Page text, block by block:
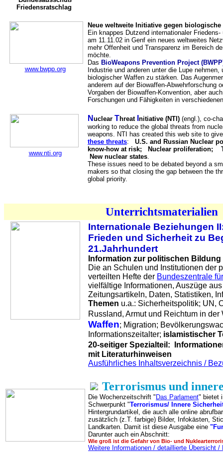
Friedensratschlag
www.bwpp.org
Neue weltweite Initiative gegen biologische
Ein knappes Dutzend internationaler
am 11.11.02 in Genf ein neues weltweites
mehr Offenheit und Transparenz im Bereich
möchte.
Das BioWeapons Prevention Project
Industrie und anderen unter die Lupe
biologischer Waffen zu stärken. Das
anderem auf der Biowaffen-Abwehrforschung
Vorgaben der Biowaffen-Konvention, aber
Forschungen und Fähigkeiten in
www.nti.org
N uclear Threat nitiative (NTI) (engl.), co-
working to reduce the global threats from
weapons. NTI has created this web site to
these threats:
U.S. and Russian Nuclear
know-how at risk; Nuclear proliferation;
New nuclear states.
These issues need to be debated beyond a
makers so that closing the gap between the
global priority.
Unterrichtsmaterialien
Internationale Beziehungen
Frieden und Sicherheit zu
21.Jahrhundert
Information zur politischen Bildung
Die an Schulen und Institutionen der
verteilten Hefte der Bundeszentrale
vielfältige Informationen, Auszüge
Zeitungsartikeln, Daten, Statistiken,
Themen u.a.: Sicherheitspolitik; UN,
Russland, Armut und Reichtum in
Waffen; Migration;
Informationszeitalter; islamistischer
20-seitiger Spezialteil:
mit Literaturhinweisen
Ausführliches Inhaltsverzeichnis /
Terrorismus und
Die Wochenzeitschrift " Das Parlament" bietet
Schwerpunkt "Terrorismus/ Innere
Hintergrundartikel, die auch alle online
zusätzlich (z.T. farbige) Bilder, Infokästen,
Landkarten. Damit ist diese Ausgabe eine
Darunter auch ein Abschnitt:
Wie groß ist die Gefahr von Bio- und
Weitere Informationen / detaillierte Übersicht /